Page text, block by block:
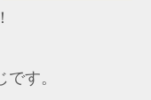
す。